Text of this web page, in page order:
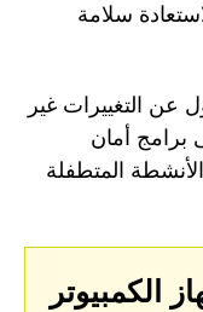
سلامة
عن التغييرات غير
برامج أمان
المتطفلة